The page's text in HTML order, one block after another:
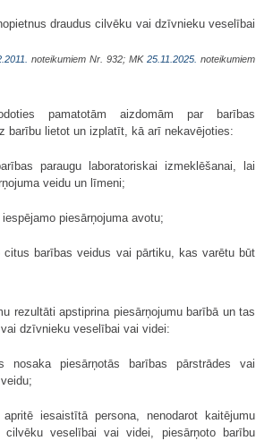
draudus cilvēku vai dzīvnieku veselībai
noteikumiem Nr. 932; MK 25.11.2025. noteikumiem
pamatotām aizdomām par barības
barību lietot un izplatīt, kā arī nekavējoties:
paraugu laboratoriskai izmeklēšanai, lai
veidu un līmeni;
piesārņojuma avotu;
citus barības veidus vai pārtiku, kas varētu būt
rezultāti apstiprina piesārņojumu barībā un tas
dzīvnieku veselībai vai videi:
nosaka piesārņotās barības pārstrādes vai
iesaistītā persona, nenodarot kaitējumu
veselībai vai videi, piesārņoto barību